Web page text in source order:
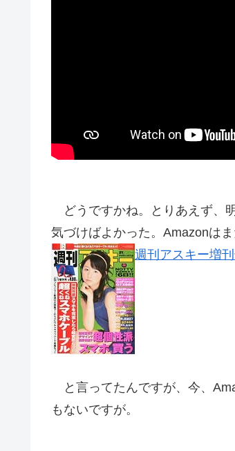
どうですかね。とりあえず、
気づけばよかった。Amazonは
週刊アスキー増
と言ってたんですが、今、
もないですが。